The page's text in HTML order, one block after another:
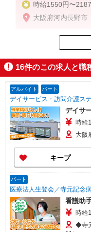
時給1550円〜
全支給(ガソリン代
大阪府河内長野市
16件のこの求人と職
アルバイト パート
デイサービス・訪問介護ス
デイサ
時給
大阪
キープ
パート
医療法人生登会／寺元記念
看護助
時給
◆寺